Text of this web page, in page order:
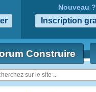
Nouveau ?
Construire